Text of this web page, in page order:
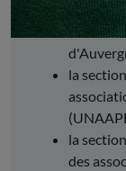
I'Union
d'élèves
la
la
des